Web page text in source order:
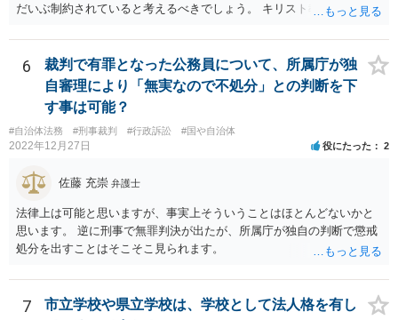
だいぶ制約されていると考えるべきでしょう。 キリスト教の信仰につ
由に宮中の祭祀・儀礼に関する儀式を拒否したり、それら儀式の遂行
を批判する意見を公にすることが無制限に許されるとは思えません。
6
裁判で有罪となった公務員について、所属庁が独
自審理により「無実なので不処分」との判断を下
す事は可能？
#自治体法務 #刑事裁判 #行政訴訟 #国や自治体
2022年12月27日 役にたった 2
佐藤 充崇 弁護士
法律上は可能と思いますが、事実上そういうことはほとんどないかと
思います。 逆に刑事で無罪判決が出たが、所属庁が独自の判断で懲戒
処分を出すことはそこそこ見られます。
7
市立学校や県立学校は、学校として法人格を有し